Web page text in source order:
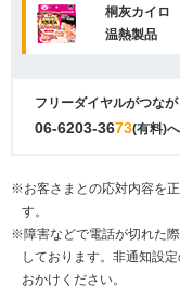
桐灰カイロ
温熱製品
フリーダイヤルがつな
06-6203-3673(有料)
※お客さまとの応対内容を
す。
※障害などで電話が切れた
しております。非通知設
おかけください。